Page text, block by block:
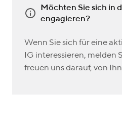
Möchten Sie sich in
engagieren?
Wenn Sie sich für eine
IG interessieren, melden
freuen uns darauf, von